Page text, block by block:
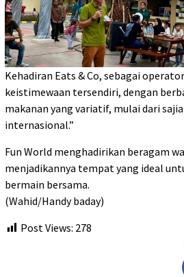
Kehadiran Eats & Co, sebagai
keistimewaan tersendiri, dengan
makanan yang variatif, mulai dari
internasional.”
Fun World menghadirikan beragam
menjadikannya tempat yang ideal
bermain bersama.
(Wahid/Handy baday)
Post Views: 278